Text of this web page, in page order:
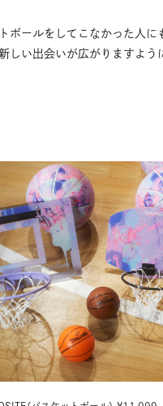
ボールをしてこなかった人に
しい出会いが広がりますように